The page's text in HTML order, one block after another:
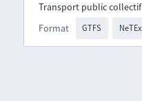
Format GTFS NeTEx
Transport public collectif